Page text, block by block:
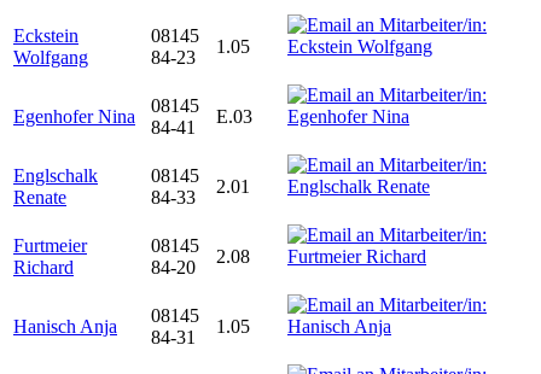
Eckstein
Wolfgang
08145
84-23
1.05
Egenhofer Nina
08145
84-41
E.03
Englschalk
Renate
08145
84-33
2.01
Furtmeier
Richard
08145
84-20
2.08
Hanisch Anja
08145
84-31
1.05